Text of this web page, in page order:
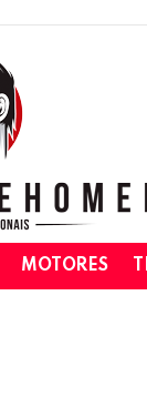
MOTORES